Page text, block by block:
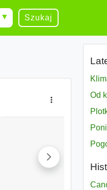
Szukaj